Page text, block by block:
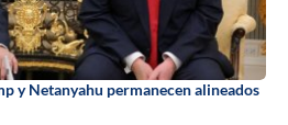
y Netanyahu permanecen alineados